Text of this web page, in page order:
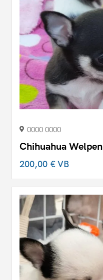
0000 0000
Chihuahua Welpen
200,00 €VB